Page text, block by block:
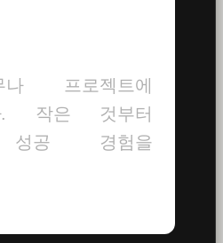
프로젝트에
. 작은 것부터
성공 경험을